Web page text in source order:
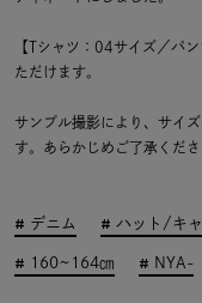
【Tシャツ：04サイズ／パ
ただけます。
サンプル撮影により、サイ
す。あらかじめご了承くださ
デニム ハット/キ
160~164㎝ NYA-